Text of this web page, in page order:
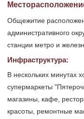
Общежитие
административного
станции метро и
Инфраструктура:
В нескольких минутах
супермаркеты
магазины, кафе,
красоты, ремонтные